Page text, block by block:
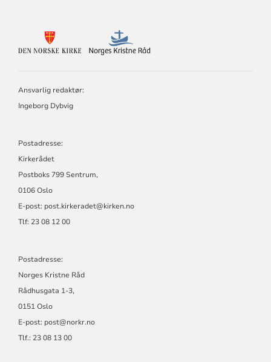
FOR
Ansvarlig redaktør:
Ingeborg Dybvig
Postadresse:
Kirkerådet
Postboks 799 Sentrum,
0106 Oslo
E-post: post.kirkeradet@kirken.no
Tlf: 23 08 12 00
Postadresse:
Norges Kristne Råd
Rådhusgata 1-3,
0151 Oslo
E-post: post@norkr.no
Tlf.: 23 08 13 00